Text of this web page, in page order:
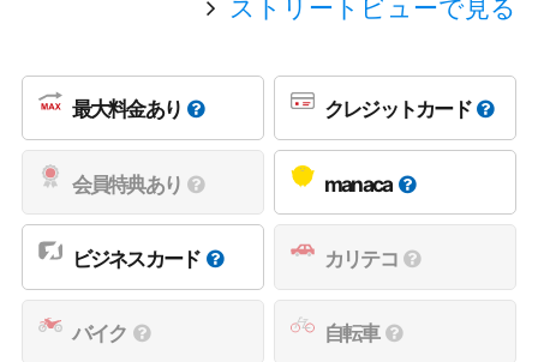
ストリートビューで見る
最大料金あり クレジットカード
会員特典あり manaca
ビジネスカード カリテコ
バイク 自転車